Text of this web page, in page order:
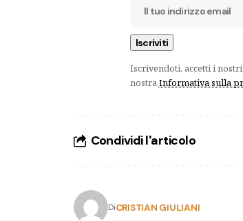
Iscrivendoti, accetti i nostri
nostraInformativa sulla
Condividi l'articolo
DiCRISTIAN GIULIANI